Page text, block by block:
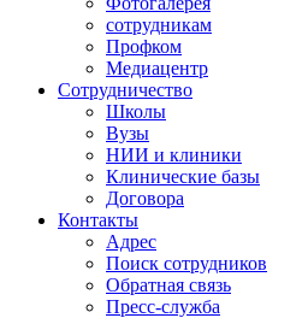
сотрудникам
Профком
Медиацентр
Сотрудничество
Школы
Вузы
НИИ и клиники
Клинические базы
Договора
Контакты
Адрес
Поиск сотрудников
Обратная связь
Пресс-служба